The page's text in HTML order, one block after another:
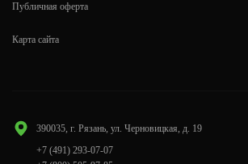
390035, г. Рязань, ул. Черновицкая, д. 19
+7 (491) 293-07-07
Публичная оферта
Карта сайта